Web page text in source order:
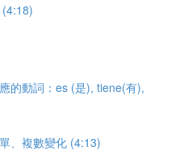
的動詞：es (是), tiene(有),
、複數變化 (4:13)